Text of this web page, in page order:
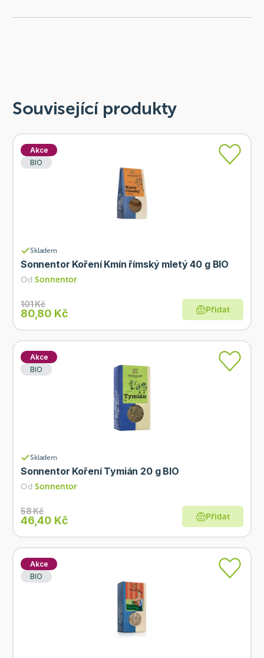
Související produkty
Akce
BIO
Skladem
Sonnentor Koření Kmín římský mletý 40 g BIO
Od Sonnentor
101 Kč
80,80 Kč Přidat
Akce
BIO
Skladem
Sonnentor Koření Tymián 20 g BIO
Od Sonnentor
58 Kč
46,40 Kč Přidat
Akce
BIO